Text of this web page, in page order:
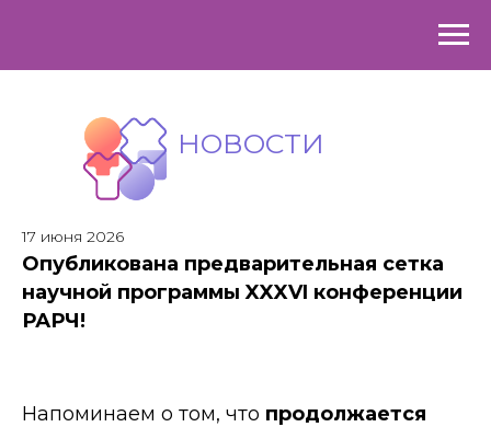
НОВОСТИ
17 июня 2026
Опубликована предварительная сетка
научной программы XXXVI конференции
РАРЧ!
Напоминаем о том, что продолжается